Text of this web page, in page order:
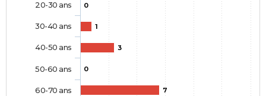
0
1
3
0
7
20-30 ans
30-40 ans
40-50 ans
50-60 ans
60-70 ans